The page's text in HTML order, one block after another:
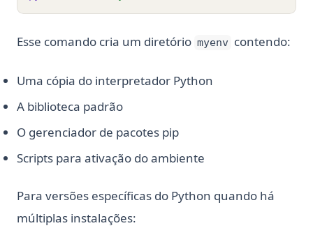
Esse comando cria um diretório myenv contendo:
Uma cópia do interpretador Python
A biblioteca padrão
O gerenciador de pacotes pip
Scripts para ativação do ambiente
Para versões específicas do Python quando há
múltiplas instalações: